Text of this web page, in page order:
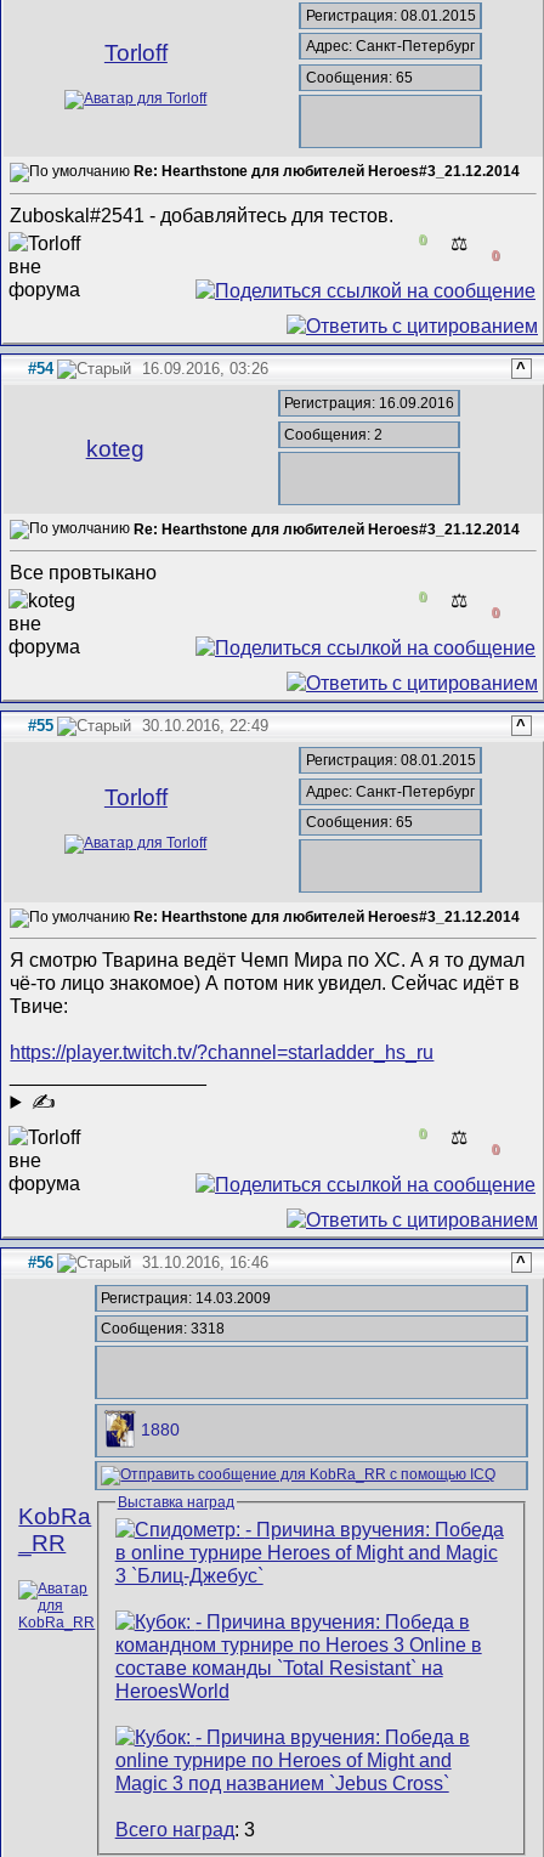
Torloff
Регистрация: 08.01.2015
Адрес: Санкт-Петербург
Сообщения: 65
Re: Hearthstone для любителей Heroes#3_21.12.2014
Zuboskal#2541 - добавляйтесь для тестов.
0 ⚖️
0
#54 16.09.2016, 03:26 ^
koteg
Регистрация: 16.09.2016
Сообщения: 2
Re: Hearthstone для любителей Heroes#3_21.12.2014
Все провтыкано
0 ⚖️
0
#55 30.10.2016, 22:49 ^
Torloff
Регистрация: 08.01.2015
Адрес: Санкт-Петербург
Сообщения: 65
Re: Hearthstone для любителей Heroes#3_21.12.2014
Я смотрю Тварина ведёт Чемп Мира по ХС. А я то думал
чё-то лицо знакомое) А потом ник увидел. Сейчас идёт в
Твиче:
https://player.twitch.tv/?channel=starladder_hs_ru
✍
0 ⚖️
0
#56 31.10.2016, 16:46 ^
KobRa
_RR
Регистрация: 14.03.2009
Сообщения: 3318
1880
Выставка наград
Всего наград: 3